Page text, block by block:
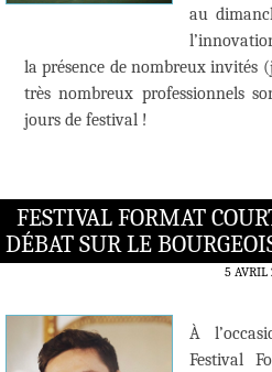
au
la présence de nombreux invités
très nombreux professionnels
jours de festival !
FESTIVAL FORMAT
DÉBAT SUR LE
5 AVRIL
À
Festival